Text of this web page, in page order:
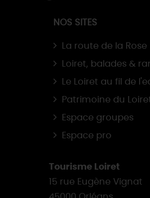
NOS SITES
La route de la Rose
Loiret, balades &
Le Loiret au fil de
Patrimoine du
Espace groupes
Espace pro
Tourisme Loiret
15 rue Eugène Vignat